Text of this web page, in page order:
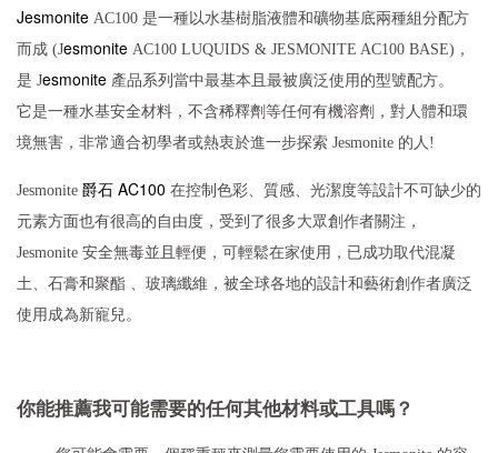
Jesmonite AC100 是一種以水基樹脂液體和礦物基底兩種組分配方
而成 (Jesmonite AC100 LUQUIDS & JESMONITE AC100 BASE)，
是 Jesmonite 產品系列當中最基本且最被廣泛使用的型號配方。
它是一種水基安全材料，不含稀釋劑等任何有機溶劑，對人體和環
境無害，非常適合初學者或熱衷於進一步探索 Jesmonite 的人!
Jesmonite 爵石 AC100 在控制色彩、質感、光潔度等設計不可缺少的
元素方面也有很高的自由度，受到了很多大眾創作者關注，
Jesmonite 安全無毒並且輕便，可輕鬆在家使用，已成功取代混凝
土、石膏和聚酯 、玻璃纖維，被全球各地的設計和藝術創作者廣泛
使用成為新寵兒。
你能推薦我可能需要的任何其他材料或工具嗎？